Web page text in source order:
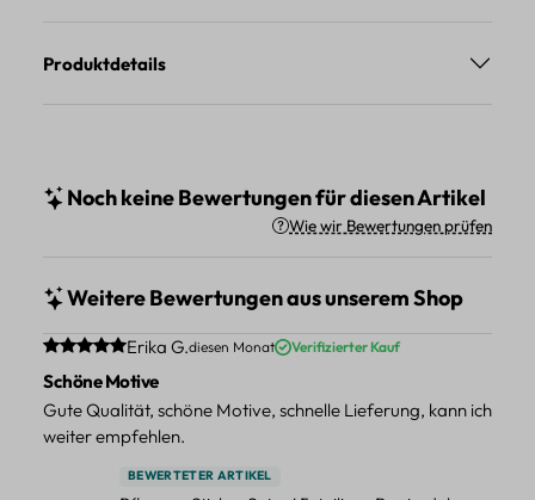
Produktdetails
Noch keine Bewertungen für diesen Artikel
Wie wir Bewertungen prüfen
Weitere Bewertungen aus unserem Shop
Durchschnittliche Bewertung von 5 von 5 Sternen
Erika G.diesen Monat Verifizierter Kauf
Schöne Motive
Gute Qualität, schöne Motive, schnelle Lieferung, kann ich
weiter empfehlen.
BEWERTETER ARTIKEL